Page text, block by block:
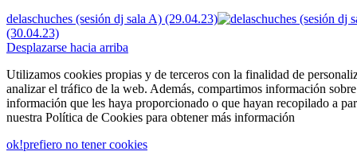
delaschuches (sesión dj sala A) (29.04.23)
(30.04.23)
Desplazarse hacia arriba
Utilizamos cookies propias y de terceros con la finalidad de
analizar el tráfico de la web. Además, compartimos información
información que les haya proporcionado o que hayan recopilado a
nuestra Política de Cookies para obtener más información
ok!prefiero no tener cookies